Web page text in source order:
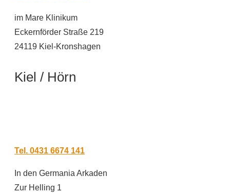
im Mare Klinikum
Eckernförder Straße 219
24119 Kiel-Kronshagen
Kiel / Hörn
Tel. 0431 6674 141
In den Germania Arkaden
Zur Helling 1